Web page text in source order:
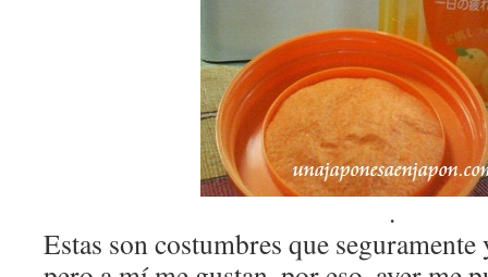
.
Estas son costumbres que